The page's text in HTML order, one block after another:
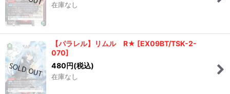
在庫なし
【パラレル】リムル R★ [EX09BT/TSK-2-
070]
480円(税込)
在庫なし